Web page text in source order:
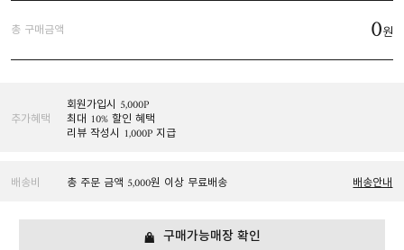
총 구매금액 0원
추가혜택
회원가입시 5,000P
최대 10% 할인 혜택
리뷰 작성시 1,000P 지급
배송비 총 주문 금액 5,000원 이상 무료배송 배송안내
구매가능매장 확인